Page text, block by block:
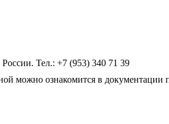
Тел.: +7 (953) 340 71 39
можно ознакомится в документации